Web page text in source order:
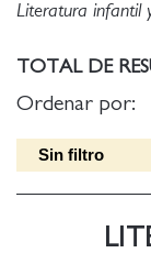
Literatura infantil
TOTAL DE
Ordenar por:
Sin filtro